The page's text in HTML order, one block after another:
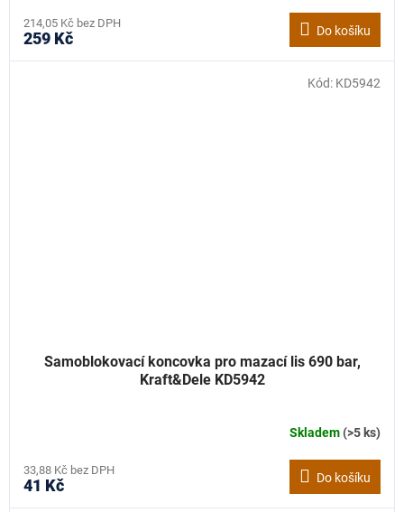
214,05 Kč bez DPH
259 Kč Do košíku
Samoblokovací koncovka pro mazací lis 690 bar,
Kraft&Dele KD5942
Skladem(>5 ks)
33,88 Kč bez DPH
41 Kč Do košíku
Kód: KD5942